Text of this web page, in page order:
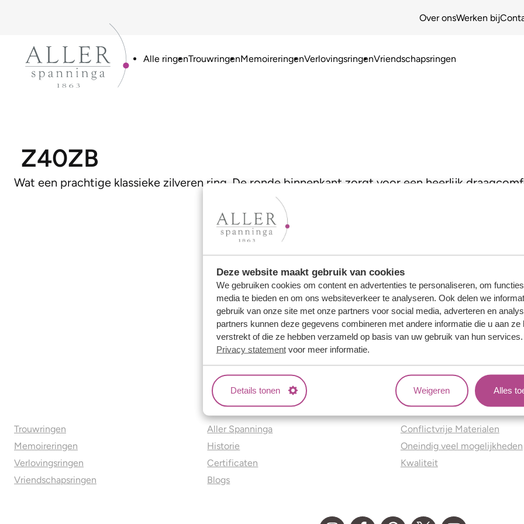
Deze website maakt gebruik van cookies
We gebruiken cookies om content en advertenties te personaliseren, om
media te bieden en om ons websiteverkeer te analyseren. Ook delen we
gebruik van onze site met onze partners voor social media, adverteren en
partners kunnen deze gegevens combineren met andere informatie die u aan ze
verstrekt of die ze hebben verzameld op basis van uw gebruik van hun
Privacy statementvoor meer informatie.
Details tonen Weigeren Alles
Over onsWerken bij
Alle ringenTrouwringenMemoireringenVerlovingsringenVriendschapsringen
Z40ZB
Wat een prachtige klassieke zilveren ring. De ronde binnenkant zorgt voor een heerlijk
Trouwringen
Memoireringen
Verlovingsringen
Vriendschapsringen
Over ons
Aller Spanninga
Historie
Certificaten
Blogs
Jouw voordelen
Conflictvrije Materialen
Oneindig veel mogelijkheden
Kwaliteit